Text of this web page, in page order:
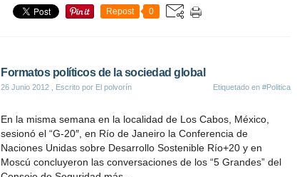
Repost 0
Formatos políticos de la sociedad global
26 Junio 2012 , Escrito por El polvorín Etiquetado en #Politica
En la misma semana en la localidad de Los Cabos, México,
sesionó el “G-20″, en Río de Janeiro la Conferencia de
Naciones Unidas sobre Desarrollo Sostenible Río+20 y en
Moscú concluyeron las conversaciones de los “5 Grandes” del